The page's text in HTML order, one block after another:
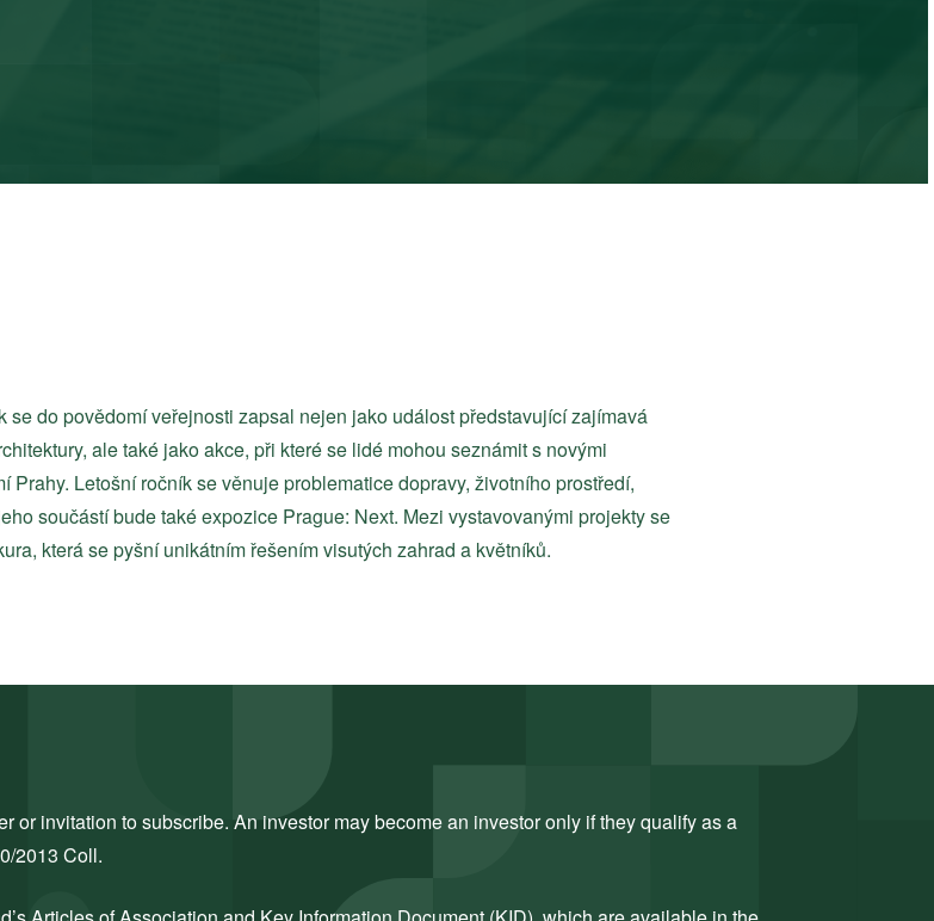
do povědomí veřejnosti zapsal nejen jako událost představující zajímavá
ale také jako akce, při které se lidé mohou seznámit s novými
Letošní ročník se věnuje problematice dopravy, životního prostředí,
součástí bude také expozice Prague: Next. Mezi vystavovanými projekty se
která se pyšní unikátním řešením visutých zahrad a květníků.
or invitation to subscribe. An investor may become an investor only if they qualify as a
2013 Coll.